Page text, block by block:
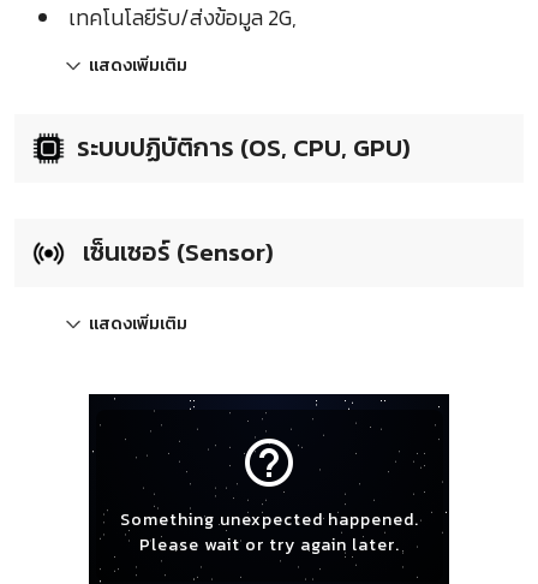
เทคโนโลยีรับ/ส่งข้อมูล 2G,
แสดงเพิ่มเติม
ระบบปฏิบัติการ (OS, CPU, GPU)
เซ็นเซอร์ (Sensor)
แสดงเพิ่มเติม
help_outline
Something unexpected happened.
Please wait or try again later.